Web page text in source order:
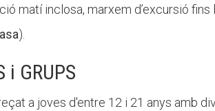
matí inclosa, marxem d’excursió fins
).
i GRUPS
a joves d'entre 12 i 21 anys amb